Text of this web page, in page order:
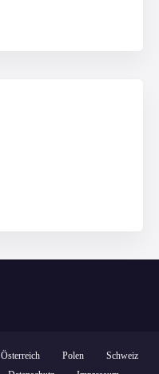
Österreich Polen
Schweiz